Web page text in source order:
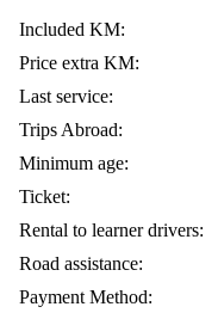
Included KM:
Price extra KM:
Last service:
Trips Abroad:
Minimum age:
Ticket:
Rental to learner drivers:
Road assistance:
Payment Method: